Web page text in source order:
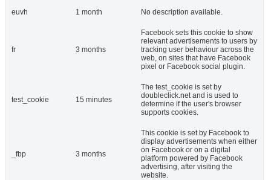
euvh 1 month No description available.
fr 3 months
Facebook sets this cookie to show
relevant advertisements to users by
tracking user behaviour across the
web, on sites that have Facebook
pixel or Facebook social plugin.
test_cookie 15 minutes
The test_cookie is set by
doubleclick.net and is used to
determine if the user's browser
supports cookies.
_fbp 3 months
This cookie is set by Facebook to
display advertisements when either
on Facebook or on a digital
platform powered by Facebook
advertising, after visiting the
website.